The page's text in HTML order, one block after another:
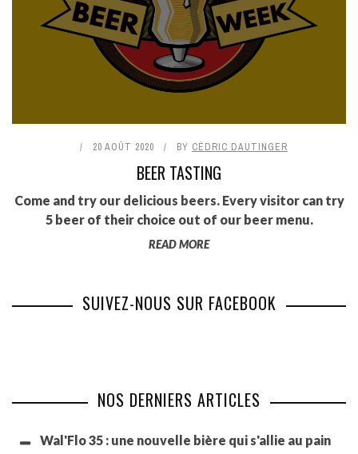
20 AOÛT 2020 BY CÉDRIC DAUTINGER
BEER TASTING
Come and try our delicious beers. Every visitor can try
5 beer of their choice out of our beer menu.
READ MORE
SUIVEZ-NOUS SUR FACEBOOK
NOS DERNIERS ARTICLES
Wal'Flo 35 : une nouvelle bière qui s'allie au pain